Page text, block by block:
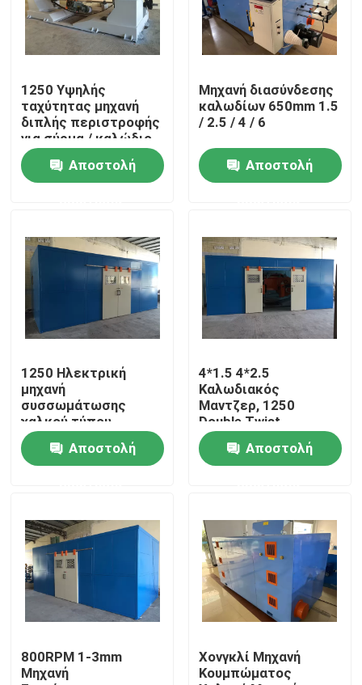
Προϊόντα
Βίντεο
Σχετικά με εμάς
Επισκεψή εργοστασίου
Επικοινωνήστε μαζί μας
Ζητήστε μια προσφορά
Μηχανή εκτόξευσης καλωδίων
Μηχανή εκτόξευσης συρμάτων
1250 Υψηλής
ταχύτητας μηχανή
διπλής περιστροφής
για σύρμα / καλώδιο
10 16 25 4 * 2.5
Αποστολή
Μηχανή διασύνδεσης
καλωδίων 650mm 1.5
/ 2.5 / 4 / 6
Αποστολή
1250 Ηλεκτρική
μηχανή
συσσωμάτωσης
χαλκού τύπου
καλωδίου με
μονοτροπίαΑποστολή
4*1.5 4*2.5
Καλωδιακός
Μαντζερ, 1250
Double Twist
Μαντζερ με NSK Bear
Αποστολή
800RPM 1-3mm
Μηχανή
Χονγκλί Μηχανή
Κουμπώματος